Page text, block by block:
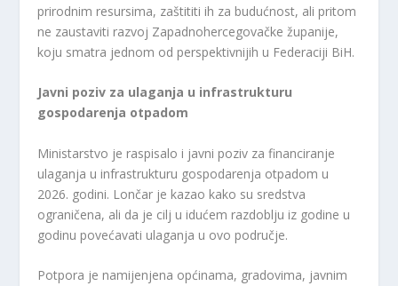
prirodnim resursima, zaštititi ih za budućnost, ali pritom
ne zaustaviti razvoj Zapadnohercegovačke županije,
koju smatra jednom od perspektivnijih u Federaciji BiH.
Javni poziv za ulaganja u infrastrukturu
gospodarenja otpadom
Ministarstvo je raspisalo i javni poziv za financiranje
ulaganja u infrastrukturu gospodarenja otpadom u
2026. godini. Lončar je kazao kako su sredstva
ograničena, ali da je cilj u idućem razdoblju iz godine u
godinu povećavati ulaganja u ovo područje.
Potpora je namijenjena općinama, gradovima, javnim